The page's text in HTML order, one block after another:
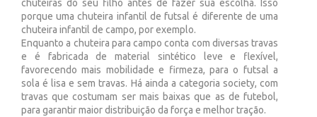
chuteiras do seu filho antes de fazer sua escolha. Isso
porque uma chuteira infantil de futsal é diferente de uma
chuteira infantil de campo, por exemplo.
Enquanto a chuteira para campo conta com diversas travas
e é fabricada de material sintético leve e flexível,
favorecendo mais mobilidade e firmeza, para o futsal a
sola é lisa e sem travas. Há ainda a categoria society, com
travas que costumam ser mais baixas que as de futebol,
para garantir maior distribuição da força e melhor tração.